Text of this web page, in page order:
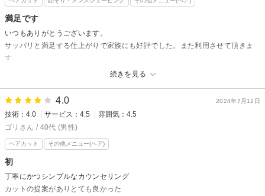
いつもありがとうございます！
ヒロ銀座六本木店
満足です
続きを見る
いつもありがとうございます。
サッパリと満足する仕上がりで家族にも好評でした。また利用させて頂きま
す。
KS様、いつもご利用いただきありがとうございます！
ご家族にも好評だったようで、大変嬉しく思います！
誰から見てもカッコいいや、魅力的に見えるヘアスタイルを
追求していきます！
またのご利用お待ちしております！！
ヒロ銀座六本木店
2024年7月12日
4.0
技術：4.0 サービス：4.5
雰囲気：4.5
ゴリさん / 40代 (男性)
ヘアカット その他メニュー(ヘア)
初
丁寧にかつシンプルなカウンセリング
カットの提案がありとても良かった